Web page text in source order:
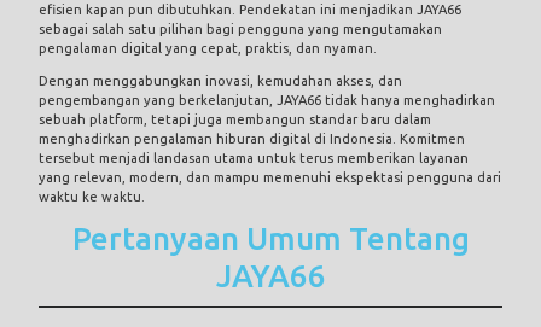
efisien kapan pun dibutuhkan. Pendekatan ini menjadikan JAYA66
sebagai salah satu pilihan bagi pengguna yang mengutamakan
pengalaman digital yang cepat, praktis, dan nyaman.
Dengan menggabungkan inovasi, kemudahan akses, dan
pengembangan yang berkelanjutan, JAYA66 tidak hanya menghadirkan
sebuah platform, tetapi juga membangun standar baru dalam
menghadirkan pengalaman hiburan digital di Indonesia. Komitmen
tersebut menjadi landasan utama untuk terus memberikan layanan
yang relevan, modern, dan mampu memenuhi ekspektasi pengguna dari
waktu ke waktu.
Pertanyaan Umum Tentang
JAYA66